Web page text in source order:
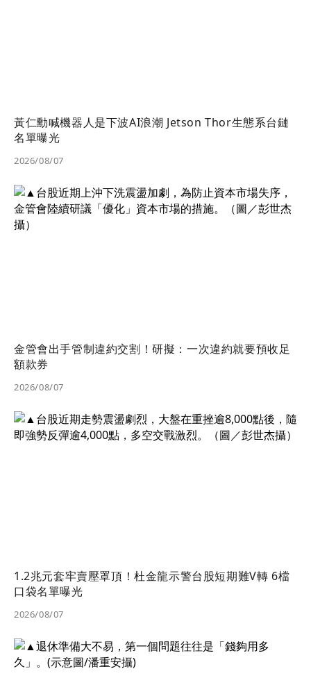
黃仁勳喊機器人是下波AI浪潮 Jetson Thor生態系台鏈
名單曝光
2026/08/07
金管會出手管制違約交割！研擬：一次違約就要預收足
額款券
2026/08/07
1.2兆元套牢賣壓罩頂！杜金龍示警台股短期難V轉 6檔
口袋名單曝光
2026/08/07